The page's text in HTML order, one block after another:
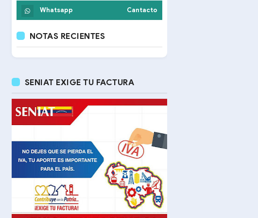
Whatsapp Cantacto
NOTAS RECIENTES
SENIAT EXIGE TU FACTURA